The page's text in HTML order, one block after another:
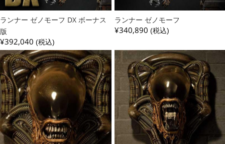
ランナー ゼノモーフ DX ボーナス
版
¥392,040 (税込)
ランナー ゼノモーフ
¥340,890 (税込)